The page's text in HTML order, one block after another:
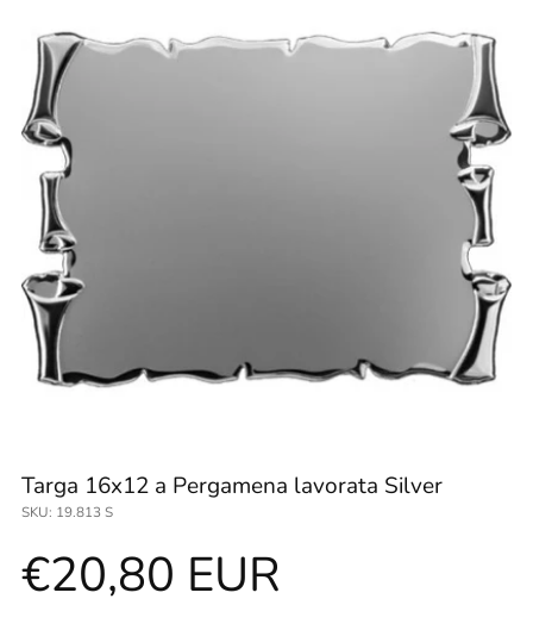
Targa 16x12 a Pergamena lavorata Silver
SKU: 19.813 S
Prezzo
€20,80 EUR